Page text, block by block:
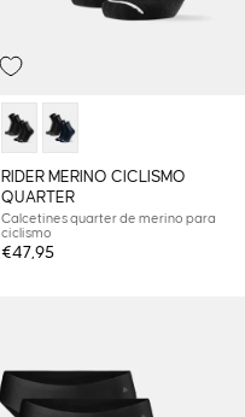
RIDER MERINO CICLISMO
QUARTER
Calcetines quarter de merino para
ciclismo
€47,95